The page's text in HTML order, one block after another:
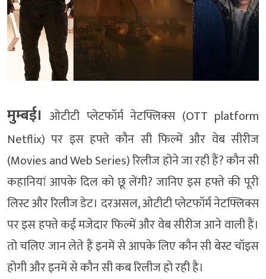
मुम्बई। ओटीटी प्लेटफॉर्म नेटफ्लिक्स (OTT platform
Netflix) पर इस हफ्ते कौन सी फिल्में और वेब सीरीज
(Movies and Web Series) रिलीज होने जा रही हैं? कौन सी
कहानियां आपके दिल को छू लेंगी? जानिए इस हफ्ते की पूरी
लिस्ट और रिलीज डेट। दरअसल, ओटीटी प्लेटफॉर्म नेटफ्लिक्स
पर इस हफ्ते कई मजेदार फिल्में और वेब सीरीज आने वाली हैं।
तो चलिए जान लेते हैं इनमें से आपके लिए कौन सी बेस्ट चॉइस
होगी और इनमें से कौन सी कब रिलीज हो रही है।